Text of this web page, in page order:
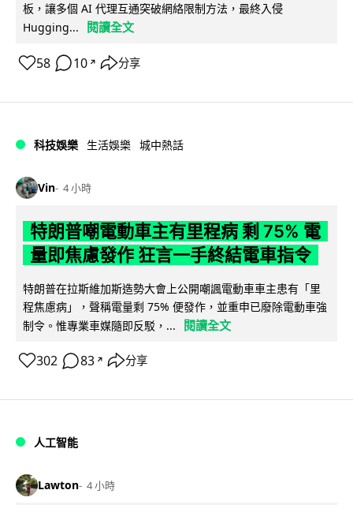
板，讓多個 AI 代理互通突破網絡限制方法，最終入侵
Hugging...
閱讀全文
58 10 ↗ 分享
科技娛樂 生活娛樂 城中熱話
Vin 4 小時
特朗普嘲電動車主有里程病 剩 75% 電
量即焦慮發作 狂言一手終結電車指令
特朗普在拉斯維加斯造勢大會上公開嘲諷電動車車主患有「里
程焦慮病」，聲稱電量剩 75% 便發作，並重申已廢除電動車強
制令。惟專業車媒隨即反駁，...
閱讀全文
302 83 ↗ 分享
人工智能
Lawton 4 小時